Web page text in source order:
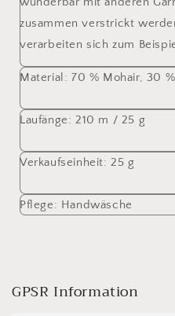
zusammen verstrickt
verarbeiten sich zum
Material: 70 % Mohair, 30
Laufänge: 210 m / 25 g
Verkaufseinheit:25 g
Pflege: Handwäsche
GPSR Information